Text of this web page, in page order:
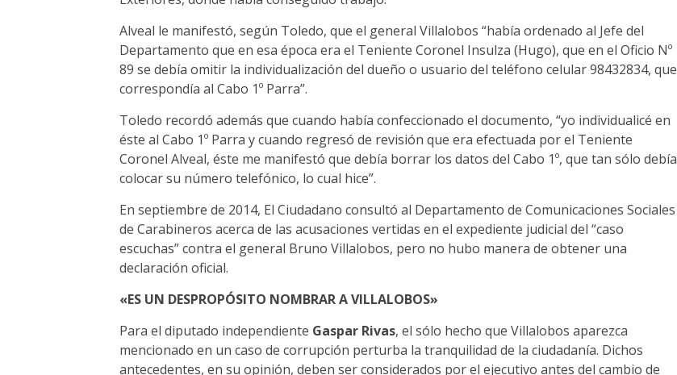
Alveal le manifestó, según Toledo, que el general Villalobos “había ordenado al Jefe del
Departamento que en esa época era el Teniente Coronel Insulza (Hugo), que en el Oficio Nº
89 se debía omitir la individualización del dueño o usuario del teléfono celular 98432834, que
correspondía al Cabo 1º Parra”.
Toledo recordó además que cuando había confeccionado el documento, “yo individualicé en
éste al Cabo 1º Parra y cuando regresó de revisión que era efectuada por el Teniente
Coronel Alveal, éste me manifestó que debía borrar los datos del Cabo 1º, que tan sólo debía
colocar su número telefónico, lo cual hice”.
En septiembre de 2014, El Ciudadano consultó al Departamento de Comunicaciones Sociales
de Carabineros acerca de las acusaciones vertidas en el expediente judicial del “caso
escuchas” contra el general Bruno Villalobos, pero no hubo manera de obtener una
declaración oficial.
«ES UN DESPROPÓSITO NOMBRAR A VILLALOBOS»
Para el diputado independiente Gaspar Rivas, el sólo hecho que Villalobos aparezca
mencionado en un caso de corrupción perturba la tranquilidad de la ciudadanía. Dichos
antecedentes, en su opinión, deben ser considerados por el ejecutivo antes del cambio de